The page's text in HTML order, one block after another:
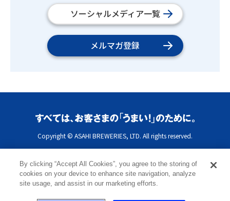
ソーシャルメディア一覧
メルマガ登録
Copyright © ASAHI BREWERIES, LTD. All rights reserved.
By clicking “Accept All Cookies”, you agree to the storing of
cookies on your device to enhance site navigation, analyze
site usage, and assist in our marketing efforts.